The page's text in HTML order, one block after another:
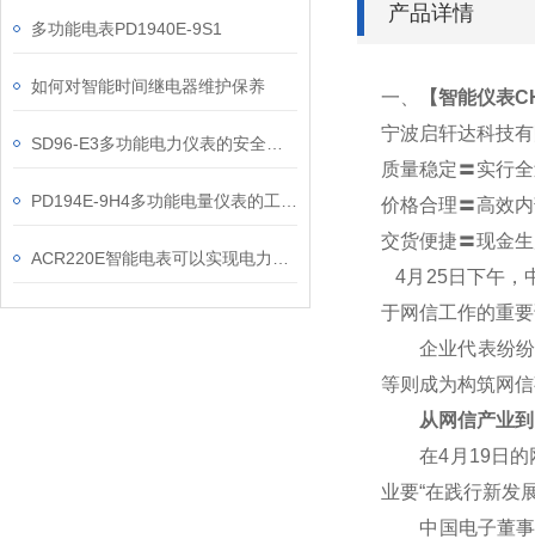
多功能电表PD1940E-9S1
如何对智能时间继电器维护保养
产品详情
一、 【智能仪表
宁波启轩达科技
质量稳定〓实行
价格合理〓高效
交货便捷〓现金
4月25日下午，
于网信工作的重
企业代表纷纷表
等则成为构筑网
从网信产业到
在4月19日的网
业要“在践行新发
中国电子董事长